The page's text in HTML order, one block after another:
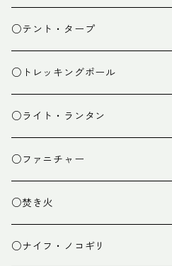
スタッフバッグ
ザック小物
クッカー
バーナー
カトラリー
クッキング小物
○テント・タープ
テント
タープ
ペグ・ハンマー・小物
○トレッキングポール
○ライト・ランタン
ライト
ランタン
○ファニチャー
テーブル
チェア
○焚き火
焚き火台
○ナイフ・ノコギリ